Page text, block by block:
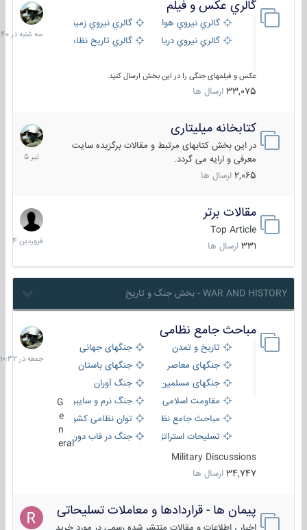
گالري عكس و فيلم
گالري نيروي هوايي
گالري نيروي زميني
گالري نيروي دريايي
گالري تاریخ نظامی
عکس و فیلمهای جنگی را در این بخش ارسال کنید.
33,075 ارسال ها
سه
شنبه
در
کتابخانه میلیتاری
در این بخش کتابهای مرتبط و مقالات برگزیده سایت
معرفی و ارایه می گردد.
2,065 ارسال ها
16
تیر
1405
مقالات برتر
Top Article
331 ارسال ها
29
فروردین
1404
WAR AND HISTORY - بخش جنگ و تاریخ
مباحث جامع نظامی
تاریخ و تمدن
جنگهای جهانی
جنگهای معاصر
جنگهای باستان
جنگهای مسلمین
جنگ آوران
مقاومت اسلامی
جنگ نرم و سایبری
مباحث جامع نظامی
توان نظامی کشورها
تسلیحات استراتژیک
جنگ در قاب دوربین
eral
Military Discussions
34,747 ارسال ها
جمعه
در
10:32
پیمان ها - قراردادها و معاملات تسلیحاتی
7
اسفند